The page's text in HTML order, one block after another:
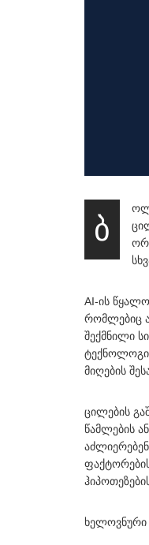
ბ
AI-ის
რომლებიც
შექმნილი
მიღების
ცილების
წამლების
ხელოვნური